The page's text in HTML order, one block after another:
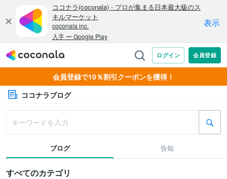
会員登録で10％割引クーポンを獲得！
ココナラブログ
ブログ 告知
すべてのカテゴリ